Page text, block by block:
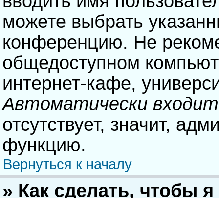
можете выбрать
конференцию. Не
общедоступном
интернет-кафе,
Автоматически
отсутствует, значит,
функцию.
Вернуться к началу
» Как сделать, чтобы